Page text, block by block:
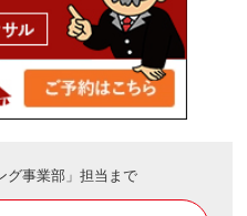
グ事業部」担当まで